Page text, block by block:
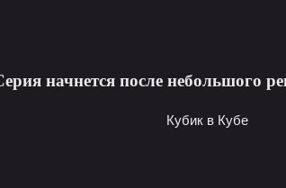
начнется после небольшого
Кубик в Кубе